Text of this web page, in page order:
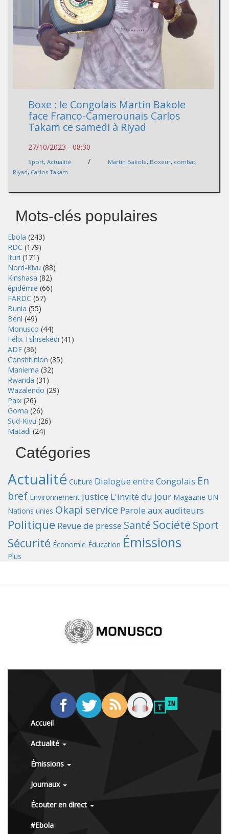
Boxe : le Congolais Martin Bakole
face Franco-Camerounais Carlos
Takam ce samedi à Riyad
27/10/2023 - 08:30
Sport, Actualité / Martin Bakole, Boxeur, combat,
Riyad, Carlos Takam
Mots-clés populaires
Ebola (243)
RDC (179)
Ituri (171)
Nord-Kivu (88)
Kinshasa (82)
épidémie (66)
FARDC (57)
Bunia (55)
Beni (49)
Monusco (44)
Félix Tshisekedi (41)
ADF (36)
Constitution (35)
Maniema (32)
Rwanda (31)
Wazalendo (29)
Paix (26)
Goma (26)
Sud-Kivu (26)
Matadi (24)
Catégories
Actualité Culture Dialogue entre Congolais En
bref Environnement Justice L'invité du jour Magazine UN
Nations unies Okapi service Parole aux auditeurs
Politique Revue de presse Santé Société Sport
Sécurité Économie Éducation Émissions
Plus
Accueil
Actualité
Émissions
Journaux
Écouter en direct
#Ebola